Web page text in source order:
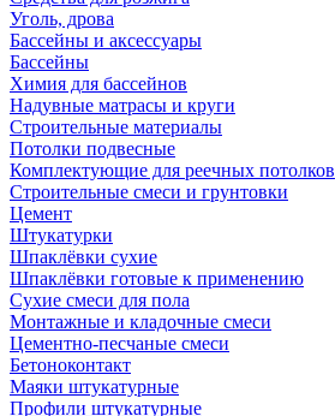
Уголь, дрова
Бассейны и аксессуары
Бассейны
Химия для бассейнов
Надувные матрасы и круги
Строительные материалы
Потолки подвесные
Комплектующие для реечных потолков
Строительные смеси и грунтовки
Цемент
Штукатурки
Шпаклёвки сухие
Шпаклёвки готовые к применению
Сухие смеси для пола
Монтажные и кладочные смеси
Цементно-песчаные смеси
Бетоноконтакт
Маяки штукатурные
Профили штукатурные